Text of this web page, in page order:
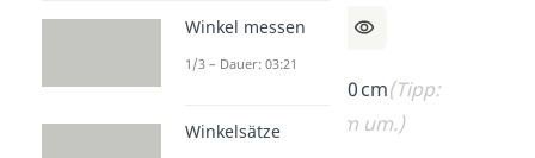
b = 8 / 2 = 4 cm
c) U = 1,2 m, b = 20 cm(Tipp:
Rechne alles in cm um.)
Winkel messen
1/3 – Dauer: 03:21
Winkelsätze